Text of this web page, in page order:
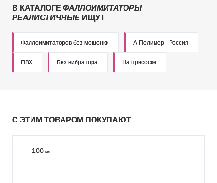
В КАТАЛОГЕ ФАЛЛОИМИТАТОРЫ
РЕАЛИСТИЧНЫЕ ИЩУТ
Фаллоимитаторов без мошонки А-Полимер - Россия
ПВХ Без вибратора На присоске
С ЭТИМ ТОВАРОМ ПОКУПАЮТ
100 мл